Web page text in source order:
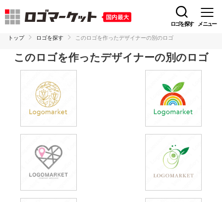
ロゴを探す メニュー
トップ ロゴを探す このロゴを作ったデザイナーの別のロゴ
このロゴを作ったデザイナーの別のロゴ